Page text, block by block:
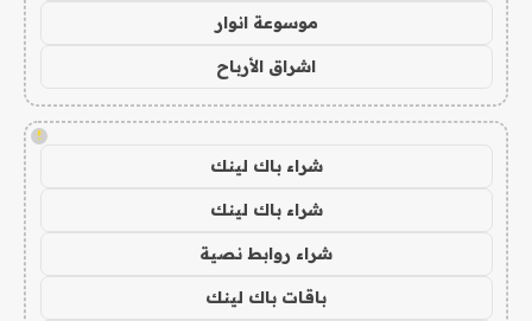
موسوعة انوار
اشراق الأرباح
!
شراء باك لينك
شراء باك لينك
شراء روابط نصية
باقات باك لينك